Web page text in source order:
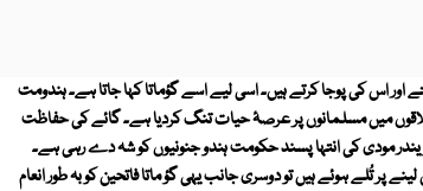
اس کی پوجا کرتے ہیں۔ اسی لیے اسے گؤماتا کہا جاتا ہے۔ ہندومت
میں مسلمانوں پر عرصۂ حیات تنگ کردیا ہے۔ گائے کی حفاظت
مودی کی انتہا پسند حکومت ہندو جنونیوں کو شہ دے رہی ہے۔
پر تُلے ہوئے ہیں تو دوسری جانب یہی گؤ ماتا فاتحین کو بہ طور انعام